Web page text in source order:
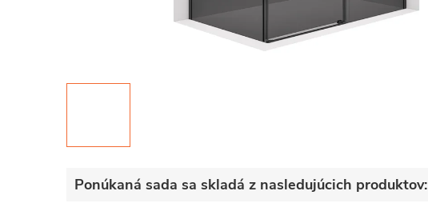
Ponúkaná sada sa skladá z nasledujúcich produktov: